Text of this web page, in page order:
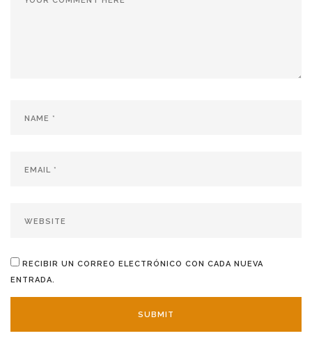
RECIBIR UN CORREO ELECTRÓNICO CON CADA NUEVA
ENTRADA.